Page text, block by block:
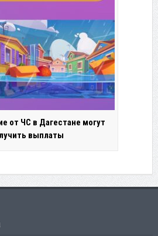
от ЧС в Дагестане могут
выплаты